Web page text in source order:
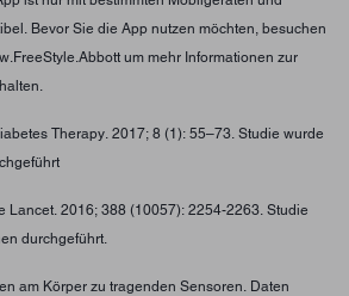
Bevor Sie die App nutzen möchten, besuchen
um mehr Informationen zur
Therapy. 2017; 8 (1): 55–73. Studie wurde
Lancet. 2016; 388 (10057): 2254-2263. Studie
durchgeführt.
am Körper zu tragenden Sensoren. Daten